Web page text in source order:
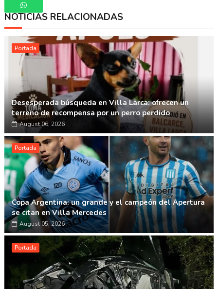
Whatsapp
NOTICIAS RELACIONADAS
Portada
Desesperada búsqueda en Villa Larca: ofrecen un
terreno de recompensa por un perro perdido
August 06, 2026
Portada
Copa Argentina: un grande y el campeón del Apertura
se citan en Villa Mercedes
August 05, 2026
Portada